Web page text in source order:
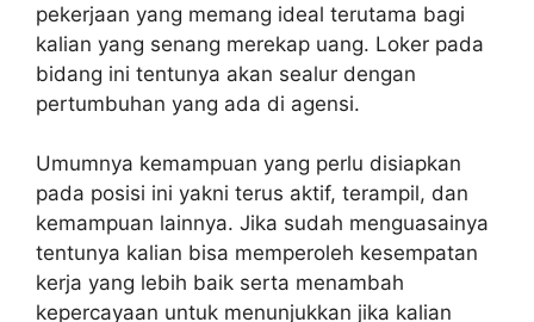
pekerjaan yang memang ideal terutama bagi
kalian yang senang merekap uang. Loker pada
bidang ini tentunya akan sealur dengan
pertumbuhan yang ada di agensi.
Umumnya kemampuan yang perlu disiapkan
pada posisi ini yakni terus aktif, terampil, dan
kemampuan lainnya. Jika sudah menguasainya
tentunya kalian bisa memperoleh kesempatan
kerja yang lebih baik serta menambah
kepercayaan untuk menunjukkan jika kalian